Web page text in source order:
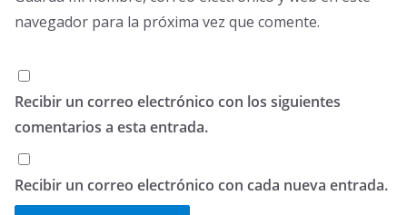
navegador para la próxima vez que comente.
Recibir un correo electrónico con los siguientes
comentarios a esta entrada.
Recibir un correo electrónico con cada nueva entrada.